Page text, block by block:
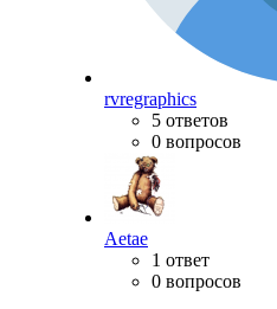
rvregraphics
5 ответов
0 вопросов
Aetae
1 ответ
0 вопросов